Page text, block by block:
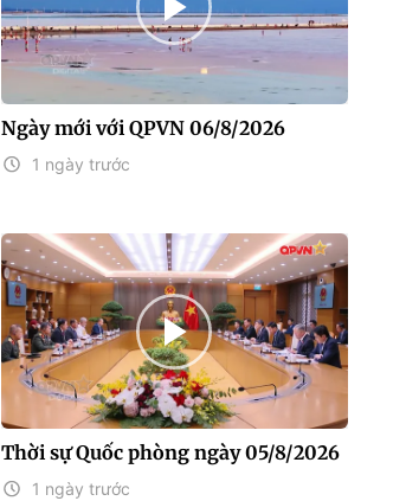
Ngày mới với QPVN 06/8/2026
1 ngày trước
Thời sự Quốc phòng ngày 05/8/2026
1 ngày trước